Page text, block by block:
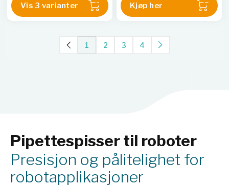
Vis 3 varianter Kjøp her
1 2 3 4
Pipettespisser til roboter
Presisjon og pålitelighet for
robotapplikasjoner